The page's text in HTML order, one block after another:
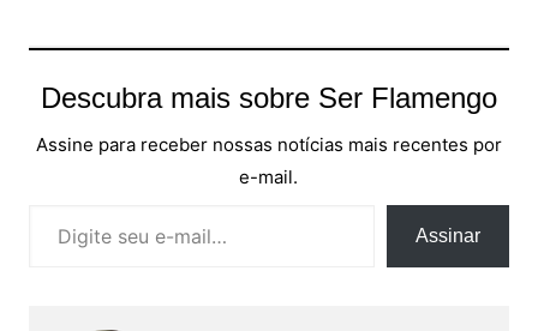
Descubra mais sobre Ser Flamengo
Assine para receber nossas notícias mais recentes por
e-mail.
Assinar